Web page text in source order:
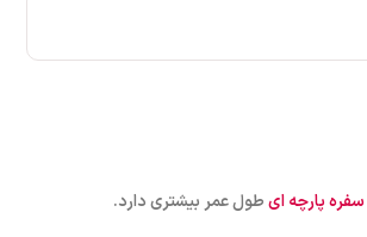
سفره پارچه ایطول عمر بیشتری دارد.